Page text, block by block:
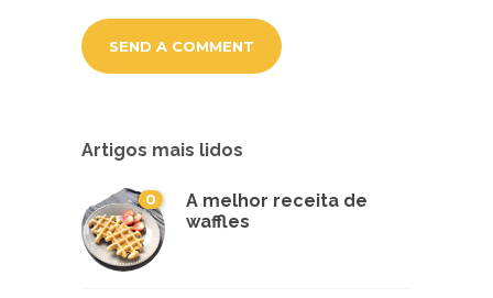
Artigos mais lidos
0
A melhor receita de
waffles